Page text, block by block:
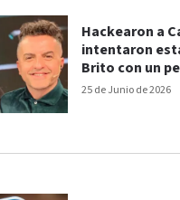
25 de Junio de 2026
Hackearon a
intentaron
Brito con un